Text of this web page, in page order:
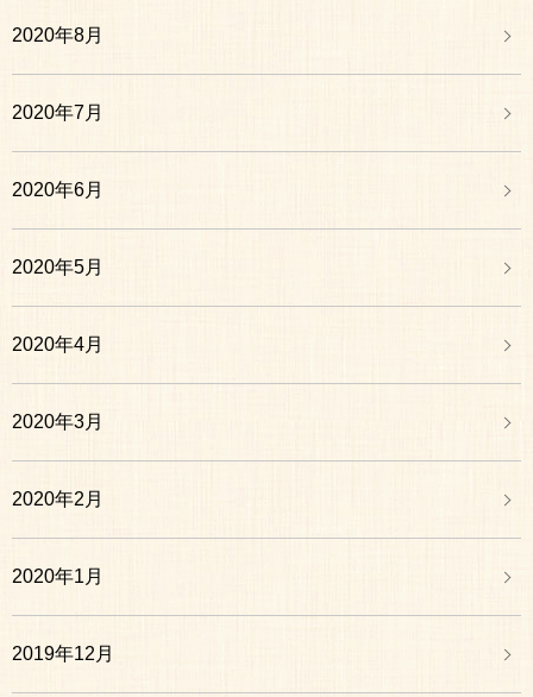
2020年8月
2020年7月
2020年6月
2020年5月
2020年4月
2020年3月
2020年2月
2020年1月
2019年12月